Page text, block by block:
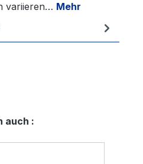
variieren… Mehr
auch :